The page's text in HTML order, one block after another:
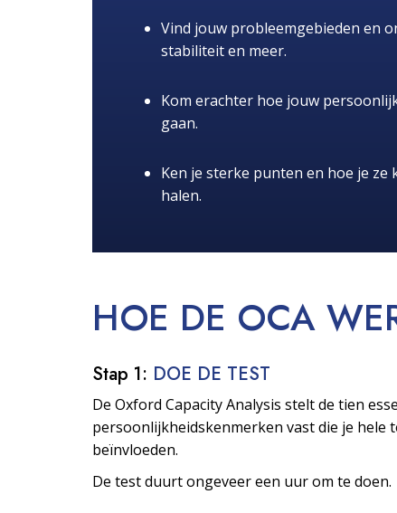
Vind jouw probleemgebieden en
stabiliteit en meer.
Kom erachter hoe jouw
gaan.
Ken je sterke punten en hoe je
halen.
HOE DE OCA
Stap 1: DOE DE TEST
De Oxford Capacity Analysis stelt de tien
persoonlijkheids­kenmerken vast die je hele
beïnvloeden.
De test duurt ongeveer een uur om te doen.